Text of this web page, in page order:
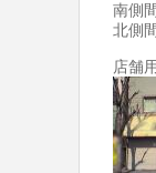
南側
北側
店舗